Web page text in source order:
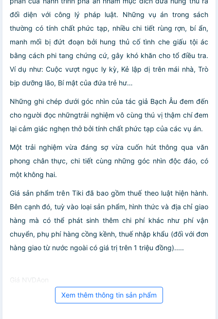
đối diện với công lý pháp luật. Những vụ án trong sách
thường có tính chất phức tạp, nhiều chi tiết rùng rợn, bí ẩn,
manh mối bị đứt đoạn bởi hung thủ cố tình che giấu tội ác
bằng cách phi tang chứng cứ, gây khó khăn cho tổ điều tra.
Ví dụ như: Cuộc vượt ngục ly kỳ, Kẻ lập dị trên mái nhà, Trò
bịp dưỡng lão, Bí mật của đứa trẻ hư…
Những ghi chép dưới góc nhìn của tác giả Bạch Âu đem đến
cho người đọc nhữngtrải nghiệm vô cùng thú vị thậm chí đem
lại cảm giác nghẹn thở bởi tính chất phức tạp của các vụ án.
Một trải nghiệm vừa đáng sợ vừa cuốn hút thông qua văn
phong chân thực, chi tiết cùng những góc nhìn độc đáo, có
một không hai.
Giá sản phẩm trên Tiki đã bao gồm thuế theo luật hiện hành.
Bên cạnh đó, tuỳ vào loại sản phẩm, hình thức và địa chỉ giao
hàng mà có thể phát sinh thêm chi phí khác như phí vận
chuyển, phụ phí hàng cồng kềnh, thuế nhập khẩu (đối với đơn
hàng giao từ nước ngoài có giá trị trên 1 triệu đồng).....
Giá NVDAon
Xem thêm thông tin sản phẩm